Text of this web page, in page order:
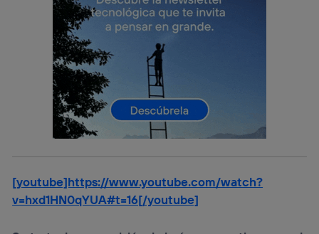
[youtube]https://www.youtube.com/watch?
v=hxd1HN0qYUA#t=16[/youtube]
actividades de navegación de los miembros del hogar
que hayan dado su consentimiento.
Si utilizasdatos móviles
, el marketing será más
personalizado, ya que se basará únicamente en la
navegación del usuario del móvil.
Puedes gestionar los consentimientos Utiq seleccionando
“Administrar Utiq” en la parte inferior de esta página web o
visitando el portal de privacidad de Utiq
(“consenthub”)
. Para más información, consulta
política de privacidad de Utiq.